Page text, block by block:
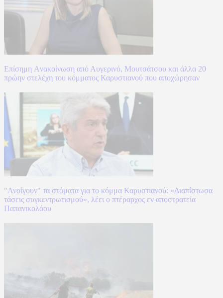
Επίσημη Aνακοίνωση από Αυγερινό, Μουτσάτσου και άλλα 20
πρώην στελέχη του κόμματος Καρυστιανού που αποχώρησαν
"Ανοίγουν" τα στόματα για το κόμμα Καρυστιανού: «Διαπίστωσα
τάσεις συγκεντρωτισμού», λέει ο πτέραρχος εν αποστρατεία
Παπανικολάου